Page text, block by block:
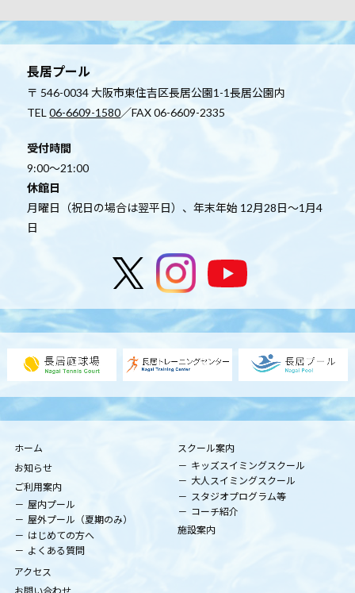
長居プール
〒 546-0034 大阪市東住吉区長居公園1-1長居公園内
TEL06-6609-1580／FAX 06-6609-2335
受付時間
9:00～21:00
休館日
月曜日（祝日の場合は翌平日）、年末年始 12月28日～1月4
日
ホーム
お知らせ
ご利用案内
屋内プール
屋外プール（夏期のみ）
はじめての方へ
よくある質問
スクール案内
キッズスイミングスクール
大人スイミングスクール
スタジオプログラム等
コーチ紹介
施設案内
アクセス